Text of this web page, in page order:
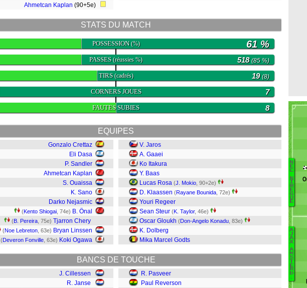
Ahmetcan Kaplan (90+5e)
STATS DU MATCH
POSSESSION(%) 61 %
PASSES(réussies %) 518(85 %)
TIRS(cadrés) 19(8)
CORNERS JOUES 7
FAUTES SUBIES 8
EQUIPES
Gonzalo Crettaz
Eli Dasa
P. Sandler
Ahmetcan Kaplan
S. Ouaissa
K. Sano
Darko Nejasmic
(Kento Shiogai , 74e) B. Önal
(B. Pereira , 75e) Tjarron Chery
(Noe Lebreton , 63e) Bryan Linssen
(Deveron Fonville , 63e) Koki Ogawa
V. Jaros
A. Gaaei
Ko Itakura
Y. Baas
Lucas Rosa (J. Mokio , 90+2e)
D. Klaassen (Rayane Bounida , 72e)
Youri Regeer
Sean Steur (K. Taylor, 46e)
Oscar Gloukh (Don-Angelo Konadu , 83e)
K. Dolberg
Mika Marcel Godts
BANCS DE TOUCHE
J. Cillessen
R. Janse
R. Pasveer
Paul Reverson
N
E
C
N
I
M
È
G
U
E
A
J
A
X
A
M
S
T
E
R
D
.